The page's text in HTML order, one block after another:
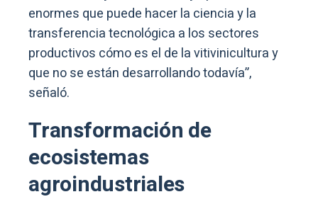
enormes que puede hacer la ciencia y la
transferencia tecnológica a los sectores
productivos cómo es el de la vitivinicultura y
que no se están desarrollando todavía”,
señaló.
Transformación de
ecosistemas
agroindustriales